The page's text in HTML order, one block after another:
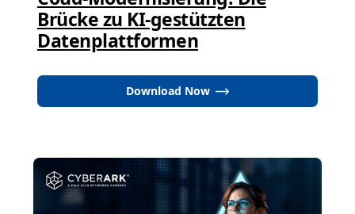
Brücke zu KI-gestützten
Datenplattformen
Download Now